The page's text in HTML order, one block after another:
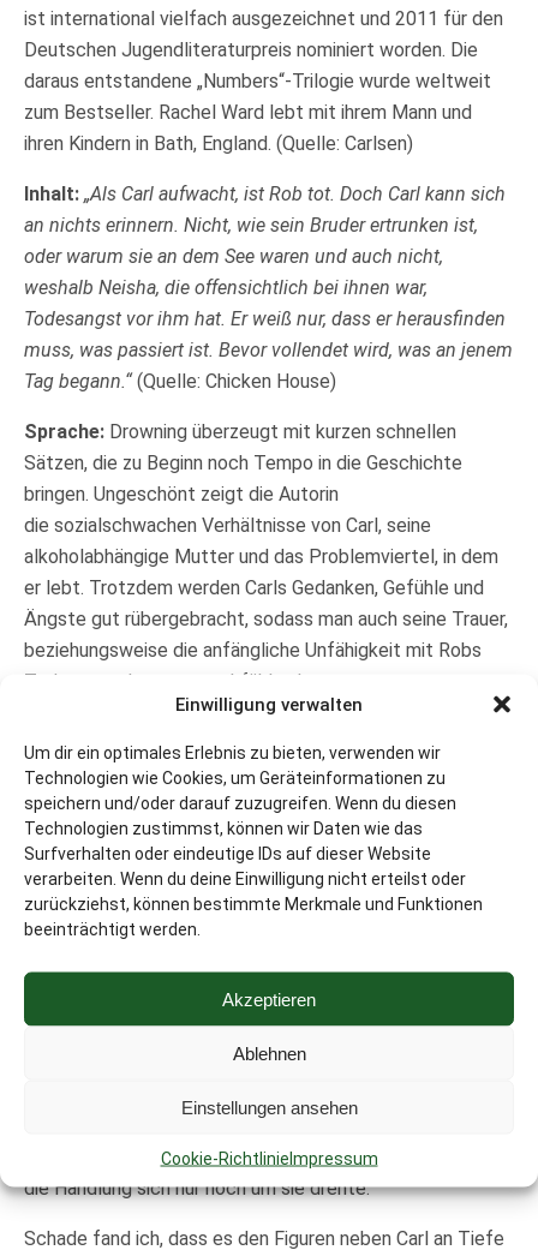
Einwilligung verwalten
Um dir ein optimales Erlebnis zu bieten, verwenden wir
Technologien wie Cookies, um Geräteinformationen zu
speichern und/oder darauf zuzugreifen. Wenn du diesen
Technologien zustimmst, können wir Daten wie das
Surfverhalten oder eindeutige IDs auf dieser Website
verarbeiten. Wenn du deine Einwilligung nicht erteilst oder
zurückziehst, können bestimmte Merkmale und Funktionen
beeinträchtigt werden.
Akzeptieren
Ablehnen
Einstellungen ansehen
Cookie-RichtlinieImpressum
ist international vielfach ausgezeichnet und 2011 für den
Deutschen Jugendliteraturpreis nominiert worden. Die
daraus entstandene „Numbers“-Trilogie wurde weltweit
zum Bestseller. Rachel Ward lebt mit ihrem Mann und
ihren Kindern in Bath, England. (Quelle: Carlsen)
Inhalt: „Als Carl aufwacht, ist Rob tot. Doch Carl kann sich
an nichts erinnern. Nicht, wie sein Bruder ertrunken ist,
oder warum sie an dem See waren und auch nicht,
weshalb Neisha, die offensichtlich bei ihnen war,
Todesangst vor ihm hat. Er weiß nur, dass er herausfinden
muss, was passiert ist. Bevor vollendet wird, was an jenem
Tag begann.“(Quelle: Chicken House)
Sprache: Drowning überzeugt mit kurzen schnellen
Sätzen, die zu Beginn noch Tempo in die Geschichte
bringen. Ungeschönt zeigt die Autorin
die sozialschwachen Verhältnisse von Carl, seine
alkoholabhängige Mutter und das Problemviertel, in dem
er lebt. Trotzdem werden Carls Gedanken, Gefühle und
Ängste gut rübergebracht, sodass man auch seine Trauer,
beziehungsweise die anfängliche Unfähigkeit mit Robs
Tod umzugehen, gut nachfühlen kann.
Bruders und dies scheint sich nach seinem Tod auch nicht
zu ändern. So wie seine Erinnerungen langsam
zurückkommen, so findet man sich auch beim Lesen mit
Carl zurecht. Wirkt er zu Beginn noch blass und verloren,
lernt man das Problemkind, den einfühlsameren der
beiden Brüder nach und nach kennen.
Neisha wird zwar als hübsch beschrieben, aber die
zunächst interessant wirkende Figur, verschwindet hinter
Beschreibung ihrer dichten, kurzen Wimpern und
toffebraunen Beine. Für mich wurde die An-Aus-Beziehung
und Neisha mir unsympathischer. Dazu störte mich der
Umstand, dass sobald Neisha auf der Bildfläche erschien,
die Handlung sich nur noch um sie drehte.
Schade fand ich, dass es den Figuren neben Carl an Tiefe